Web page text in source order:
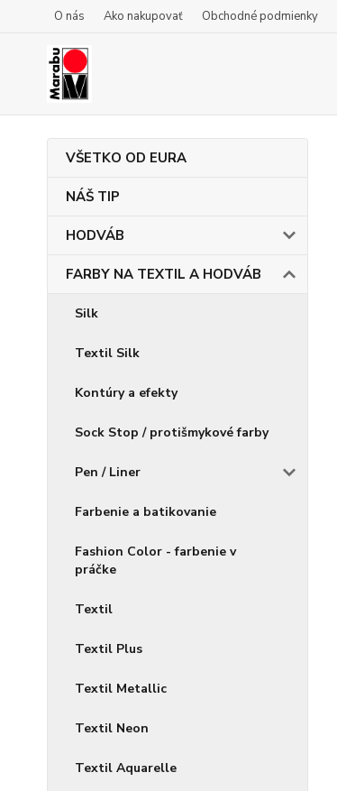
O nás Ako nakupovať Obchodné podmienky
VŠETKO OD EURA
NÁŠ TIP
HODVÁB
FARBY NA TEXTIL A HODVÁB
Silk
Textil Silk
Kontúry a efekty
Sock Stop / protišmykové farby
Pen / Liner
Farbenie a batikovanie
Fashion Color - farbenie v
práčke
Textil
Textil Plus
Textil Metallic
Textil Neon
Textil Aquarelle